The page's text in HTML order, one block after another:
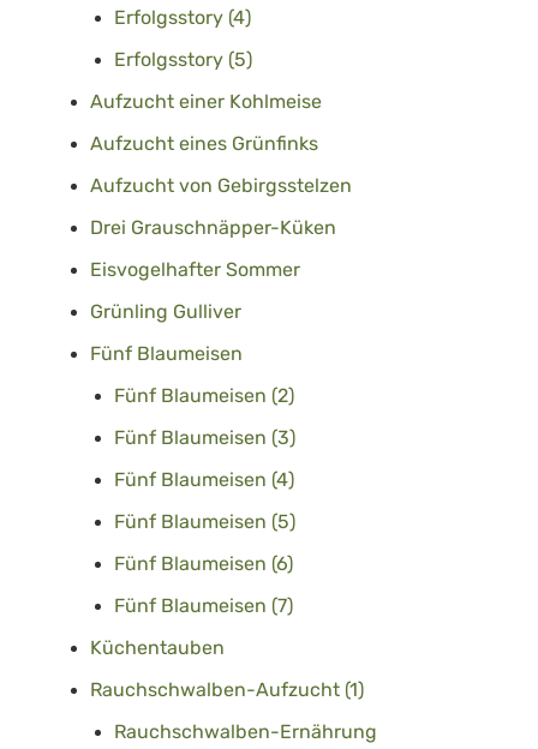
Erfolgsstory (4)
Erfolgsstory (5)
Aufzucht einer Kohlmeise
Aufzucht eines Grünfinks
Aufzucht von Gebirgsstelzen
Drei Grauschnäpper-Küken
Eisvogelhafter Sommer
Grünling Gulliver
Fünf Blaumeisen
Fünf Blaumeisen (2)
Fünf Blaumeisen (3)
Fünf Blaumeisen (4)
Fünf Blaumeisen (5)
Fünf Blaumeisen (6)
Fünf Blaumeisen (7)
Küchentauben
Rauchschwalben-Aufzucht (1)
Rauchschwalben-Ernährung